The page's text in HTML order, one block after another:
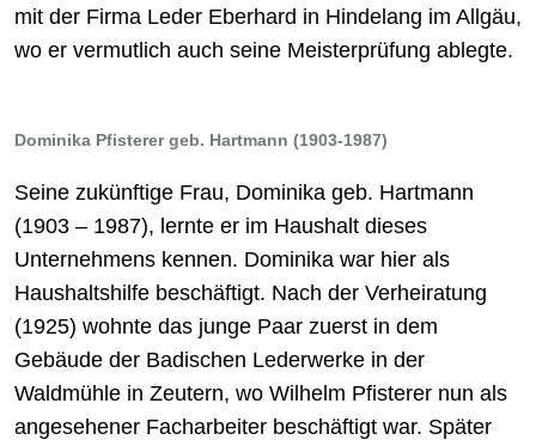
mit der Firma Leder Eberhard in Hindelang im Allgäu,
wo er vermutlich auch seine Meisterprüfung ablegte.
Dominika Pfisterer geb. Hartmann (1903-1987)
Seine zukünftige Frau, Dominika geb. Hartmann
(1903 – 1987), lernte er im Haushalt dieses
Unternehmens kennen. Dominika war hier als
Haushaltshilfe beschäftigt. Nach der Verheiratung
(1925) wohnte das junge Paar zuerst in dem
Gebäude der Badischen Lederwerke in der
Waldmühle in Zeutern, wo Wilhelm Pfisterer nun als
angesehener Facharbeiter beschäftigt war. Später